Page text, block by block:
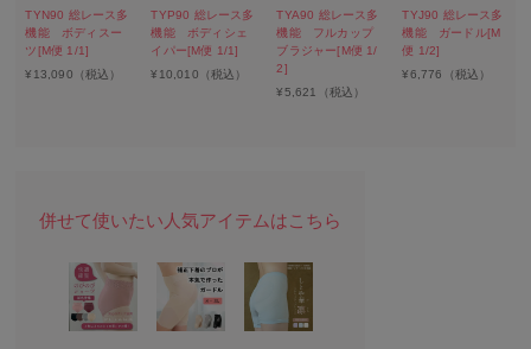
TYN90 総レース多
機能 ボディスー
ツ[M便 1/1]
¥ 13,090 （税込）
TYP90 総レース多
機能 ボディシェ
イパー[M便 1/1]
¥ 10,010 （税込）
TYA90 総レース多
機能 フルカップ
ブラジャー[M便 1/
2]
¥5,621 （税込）
TYJ90 総レース多
機能 ガードル[M
便 1/2]
¥6,776 （税込）